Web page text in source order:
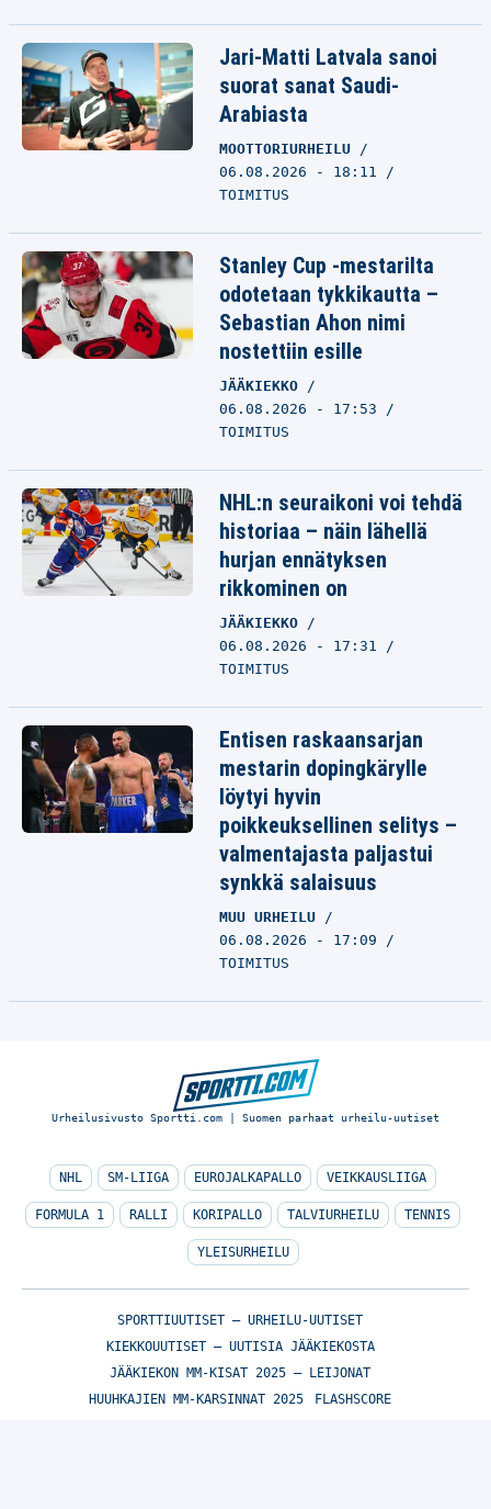
Jari-Matti Latvala sanoi
suorat sanat Saudi-
Arabiasta
MOOTTORIURHEILU
06.08.2026 - 18:11
TOIMITUS
Stanley Cup -mestarilta
odotetaan tykkikautta –
Sebastian Ahon nimi
nostettiin esille
JÄÄKIEKKO
06.08.2026 - 17:53
TOIMITUS
NHL:n seuraikoni voi tehdä
historiaa – näin lähellä
hurjan ennätyksen
rikkominen on
JÄÄKIEKKO
06.08.2026 - 17:31
TOIMITUS
Entisen raskaansarjan
mestarin dopingkärylle
löytyi hyvin
poikkeuksellinen selitys –
valmentajasta paljastui
synkkä salaisuus
MUU URHEILU
06.08.2026 - 17:09
TOIMITUS
Urheilusivusto Sportti.com | Suomen parhaat urheilu-uutiset
NHL SM-LIIGA EUROJALKAPALLO VEIKKAUSLIIGA
FORMULA 1 RALLI KORIPALLO TALVIURHEILU TENNIS
YLEISURHEILU
SPORTTIUUTISET – URHEILU-UUTISET
KIEKKOUUTISET – UUTISIA JÄÄKIEKOSTA
JÄÄKIEKON MM-KISAT 2025 – LEIJONAT
HUUHKAJIEN MM-KARSINNAT 2025
FLASHSCORE